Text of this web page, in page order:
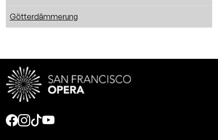
Götterdämmerung
Social